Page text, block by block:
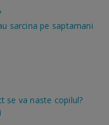
sarcina pe saptamani
se va naste copilul?